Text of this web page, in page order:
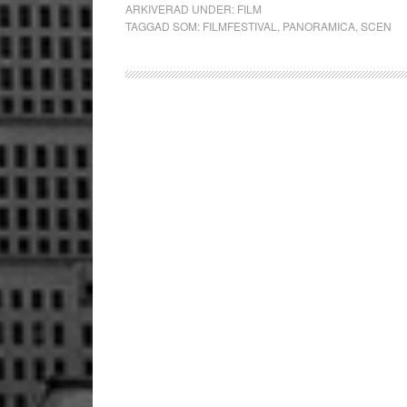
ARKIVERAD UNDER: FILM
TAGGAD SOM: FILMFESTIVAL PANORAMICA SCEN